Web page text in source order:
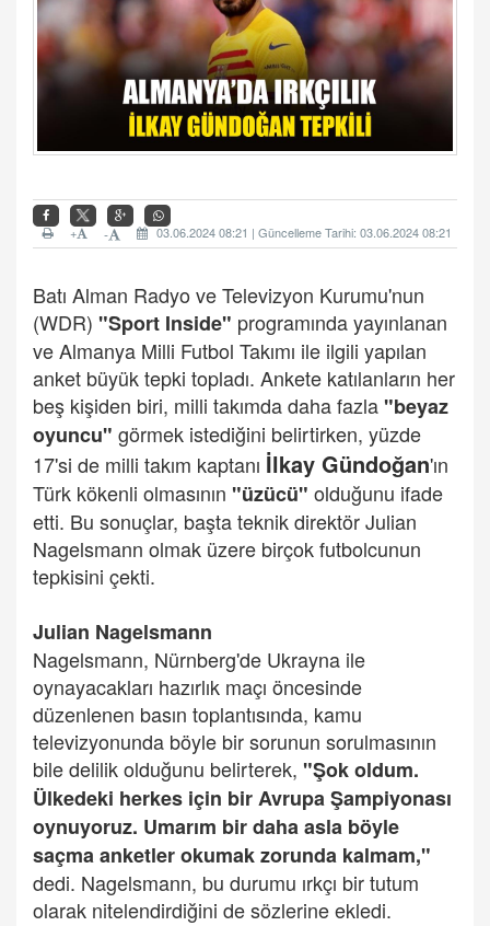
03.06.2024 08:21 | Güncelleme Tarihi: 03.06.2024 08:21
-
+
Batı Alman Radyo ve Televizyon Kurumu'nun
(WDR) "Sport Inside" programında yayınlanan
ve Almanya Milli Futbol Takımı ile ilgili yapılan
anket büyük tepki topladı. Ankete katılanların her
beş kişiden biri, milli takımda daha fazla "beyaz
oyuncu" görmek istediğini belirtirken, yüzde
17'si de milli takım kaptanı İlkay Gündoğan'ın
Türk kökenli olmasının "üzücü" olduğunu ifade
etti. Bu sonuçlar, başta teknik direktör Julian
Nagelsmann olmak üzere birçok futbolcunun
tepkisini çekti.
Julian Nagelsmann
Nagelsmann, Nürnberg'de Ukrayna ile
oynayacakları hazırlık maçı öncesinde
düzenlenen basın toplantısında, kamu
televizyonunda böyle bir sorunun sorulmasının
bile delilik olduğunu belirterek, "Şok oldum.
Ülkedeki herkes için bir Avrupa Şampiyonası
oynuyoruz. Umarım bir daha asla böyle
saçma anketler okumak zorunda kalmam,"
dedi. Nagelsmann, bu durumu ırkçı bir tutum
olarak nitelendirdiğini de sözlerine ekledi.